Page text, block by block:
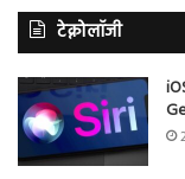
टेक्नोलॉजी